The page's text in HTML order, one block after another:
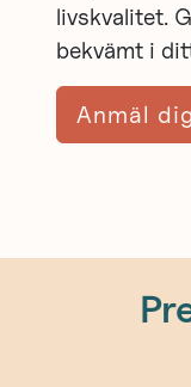
livskvalitet.
bekvämt i
Anmäl